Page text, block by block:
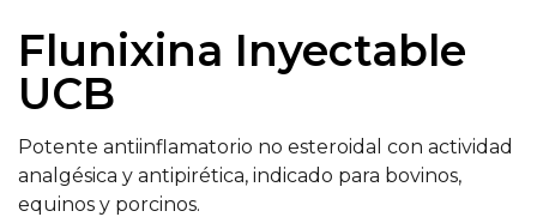
Flunixina Inyectable
UCB
Potente antiinflamatorio no esteroidal con actividad
analgésica y antipirética, indicado para bovinos,
equinos y porcinos.